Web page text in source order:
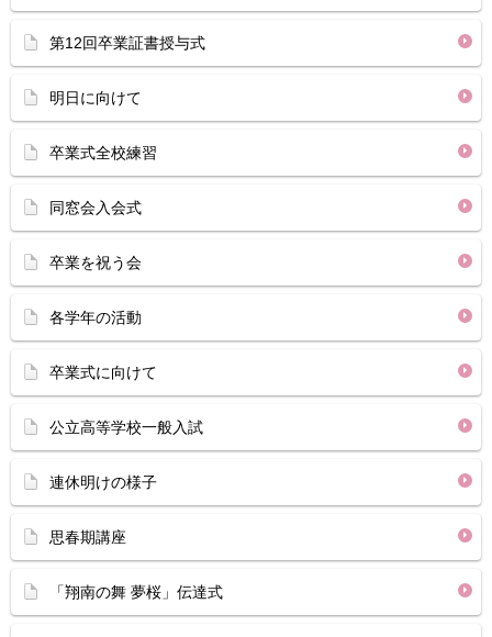
第12回卒業証書授与式
明日に向けて
卒業式全校練習
同窓会入会式
卒業を祝う会
各学年の活動
卒業式に向けて
公立高等学校一般入試
連休明けの様子
思春期講座
「翔南の舞 夢桜」伝達式